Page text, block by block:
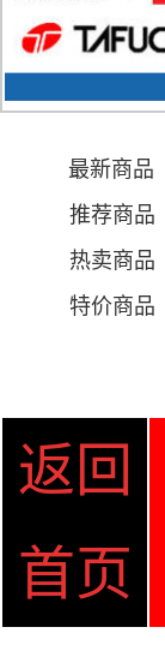
最新商品
推荐商品
热卖商品
特价商品
返回
首页